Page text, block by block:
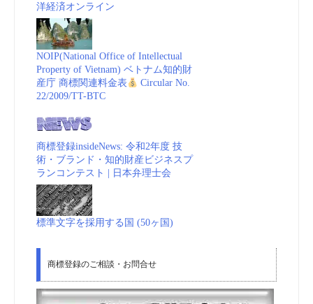
洋経済オンライン
NOIP(National Office of Intellectual
Property of Vietnam) ベトナム知的財
産庁 商標関連料金表
Circular No.
22/2009/TT-BTC
商標登録insideNews: 令和2年度 技
術・ブランド・知的財産ビジネスプ
ランコンテスト | 日本弁理士会
標準文字を採用する国 (50ヶ国)
商標登録のご相談・お問合せ